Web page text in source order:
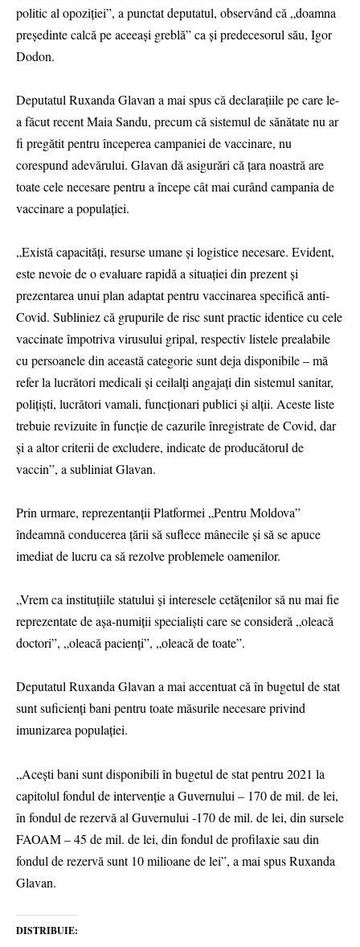
politic al opoziției”, a punctat deputatul, observând că „doamna
președinte calcă pe aceeași greblă” ca și predecesorul său, Igor
Dodon.
Deputatul Ruxanda Glavan a mai spus că declarațiile pe care le-
a făcut recent Maia Sandu, precum că sistemul de sănătate nu ar
fi pregătit pentru începerea campaniei de vaccinare, nu
corespund adevărului. Glavan dă asigurări că țara noastră are
toate cele necesare pentru a începe cât mai curând campania de
vaccinare a populației.
„Există capacități, resurse umane și logistice necesare. Evident,
este nevoie de o evaluare rapidă a situației din prezent și
prezentarea unui plan adaptat pentru vaccinarea specifică anti-
Covid. Subliniez că grupurile de risc sunt practic identice cu cele
vaccinate împotriva virusului gripal, respectiv listele prealabile
cu persoanele din această categorie sunt deja disponibile – mă
refer la lucrători medicali și ceilalți angajați din sistemul sanitar,
polițiști, lucrători vamali, funcţionari publici și alții. Aceste liste
trebuie revizuite în funcție de cazurile înregistrate de Covid, dar
şi a altor criterii de excludere, indicate de producătorul de
vaccin”, a subliniat Glavan.
Prin urmare, reprezentanții Platformei „Pentru Moldova”
îndeamnă conducerea țării să suflece mânecile și să se apuce
imediat de lucru ca să rezolve problemele oamenilor.
„Vrem ca instituțiile statului și interesele cetățenilor să nu mai fie
reprezentate de așa-numiții specialiști care se consideră „oleacă
doctori”, „oleacă pacienți”, „oleacă de toate”.
Deputatul Ruxanda Glavan a mai accentuat că în bugetul de stat
sunt suficienți bani pentru toate măsurile necesare privind
imunizarea populației.
„Acești bani sunt disponibili în bugetul de stat pentru 2021 la
capitolul fondul de intervenție a Guvernului – 170 de mil. de lei,
în fondul de rezervă al Guvernului -170 de mil. de lei, din sursele
FAOAM – 45 de mil. de lei, din fondul de profilaxie sau din
fondul de rezervă sunt 10 milioane de lei”, a mai spus Ruxanda
Glavan.
DISTRIBUIE: